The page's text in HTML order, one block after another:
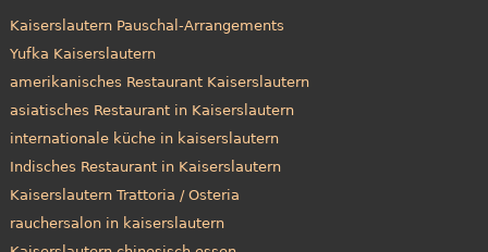
Kaiserslautern Pauschal-Arrangements
Yufka Kaiserslautern
amerikanisches Restaurant Kaiserslautern
asiatisches Restaurant in Kaiserslautern
internationale küche in kaiserslautern
Indisches Restaurant in Kaiserslautern
Kaiserslautern Trattoria / Osteria
rauchersalon in kaiserslautern